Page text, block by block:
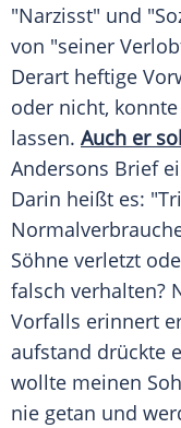
"Narzisst" und
von "seiner
Derart heftige
oder nicht, konnte
lassen. Auch er
Andersons Brief
Darin heißt es:
Söhne verletzt
falsch verhalten?
Vorfalls erinnert
aufstand drückte
wollte meinen
nie getan und